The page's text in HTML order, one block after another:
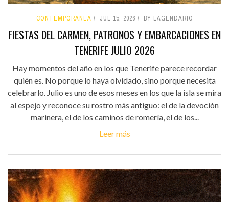
CONTEMPORÁNEA JUL 15, 2026 BY LAGENDARIO
FIESTAS DEL CARMEN, PATRONOS Y EMBARCACIONES EN
TENERIFE JULIO 2026
Hay momentos del año en los que Tenerife parece recordar
quién es. No porque lo haya olvidado, sino porque necesita
celebrarlo. Julio es uno de esos meses en los que la isla se mira
al espejo y reconoce su rostro más antiguo: el de la devoción
marinera, el de los caminos de romería, el de los...
Leer más